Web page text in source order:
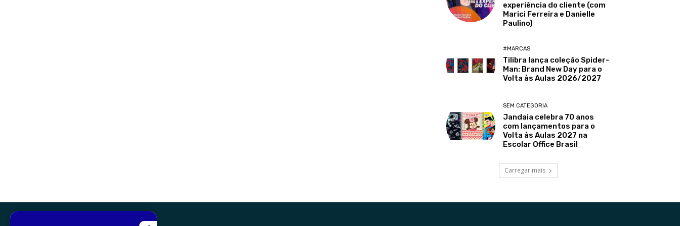
experiência do cliente (com
Marici Ferreira e Danielle
Paulino)
#MARCAS
Tilibra lança coleção Spider-
Man: Brand New Day para o
Volta às Aulas 2026/2027
SEM CATEGORIA
Jandaia celebra 70 anos
com lançamentos para o
Volta às Aulas 2027 na
Escolar Office Brasil
Carregar mais